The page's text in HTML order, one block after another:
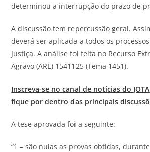
determinou a interrupção do prazo de
A discussão tem repercussão geral.
deverá ser aplicada a todos os
Justiça. A análise foi feita no Recurso
Agravo (ARE) 1541125 (Tema 1451).
Inscreva-se no canal de notícias do JOTA
fique por dentro das principais
A tese aprovada foi a seguinte:
“1 – são nulas as provas obtidas,